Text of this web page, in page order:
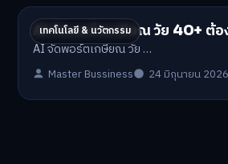
เทคโนโลยี & นวัตกรรม
AI จัดพอร์ตเกษียณ วัย 40+ ต้อง
AI จัดพอร์ตเกษียณ วัย …
Master Bussiness 24 มิถุนายน 2026